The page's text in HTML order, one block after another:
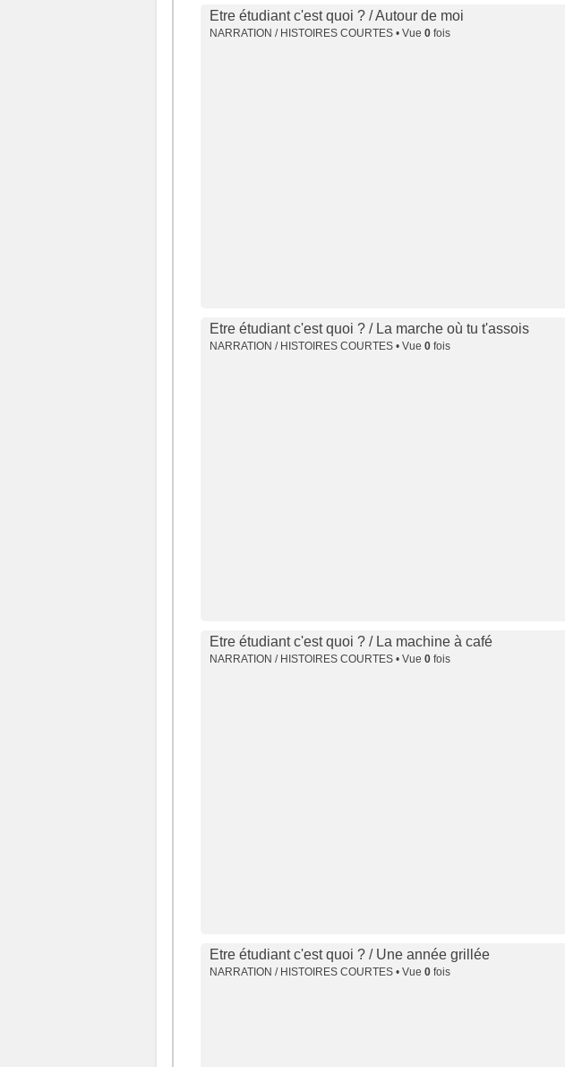
Etre étudiant c'est quoi ? / Autour de moi
NARRATION / HISTOIRES COURTES • Vue 0 fois
Etre étudiant c'est quoi ? / La marche où tu t'assois
NARRATION / HISTOIRES COURTES • Vue 0 fois
Etre étudiant c'est quoi ? / La machine à café
NARRATION / HISTOIRES COURTES • Vue 0 fois
Etre étudiant c'est quoi ? / Une année grillée
NARRATION / HISTOIRES COURTES • Vue 0 fois